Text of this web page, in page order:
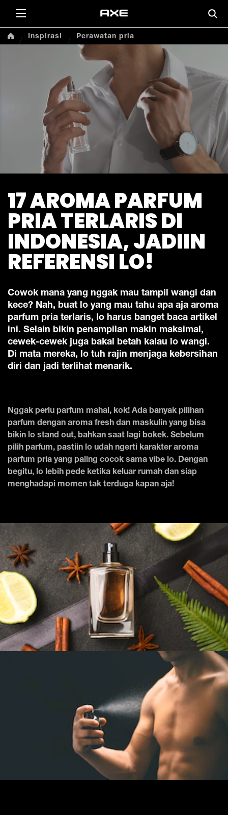
Inspirasi Perawatan pria
17 AROMA PARFUM
PRIA TERLARIS DI
INDONESIA, JADIIN
REFERENSI LO!
Cowok mana yang nggak mau tampil wangi dan
kece? Nah, buat lo yang mau tahu apa aja aroma
parfum pria terlaris, lo harus banget baca artikel
ini. Selain bikin penampilan makin maksimal,
cewek-cewek juga bakal betah kalau lo wangi.
Di mata mereka, lo tuh rajin menjaga kebersihan
diri dan jadi terlihat menarik.
Nggak perlu parfum mahal, kok! Ada banyak pilihan
parfum dengan aroma fresh dan maskulin yang bisa
bikin lo stand out, bahkan saat lagi bokek. Sebelum
pilih parfum, pastiin lo udah ngerti karakter aroma
parfum pria yang paling cocok sama vibe lo. Dengan
begitu, lo lebih pede ketika keluar rumah dan siap
menghadapi momen tak terduga kapan aja!